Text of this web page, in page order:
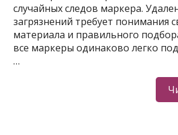
случайных следов маркера.
загрязнений требует понимания
материала и правильного
все маркеры одинаково легко
…